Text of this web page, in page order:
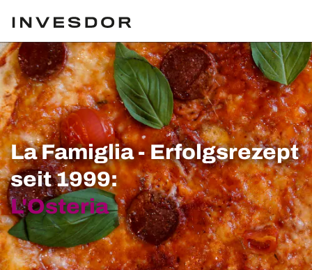
La Famiglia - Erfolgsrezept
seit 1999:
L'Osteria